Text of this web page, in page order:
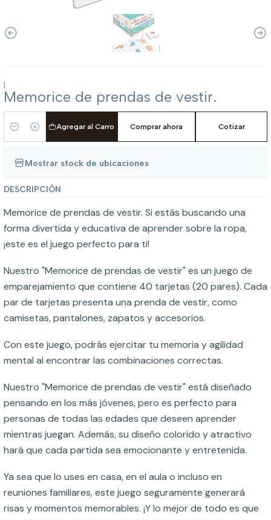
|
Memorice de prendas de vestir.
Cantidad
Agregar al Carro Comprar ahora Cotizar
Mostrar stock de ubicaciones
DESCRIPCIÓN
Memorice de prendas de vestir. Si estás buscando una
forma divertida y educativa de aprender sobre la ropa,
¡este es el juego perfecto para ti!
Nuestro "Memorice de prendas de vestir" es un juego de
emparejamiento que contiene 40 tarjetas (20 pares). Cada
par de tarjetas presenta una prenda de vestir, como
camisetas, pantalones, zapatos y accesorios.
Con este juego, podrás ejercitar tu memoria y agilidad
mental al encontrar las combinaciones correctas.
Nuestro "Memorice de prendas de vestir" está diseñado
pensando en los más jóvenes, pero es perfecto para
personas de todas las edades que deseen aprender
mientras juegan. Además, su diseño colorido y atractivo
hará que cada partida sea emocionante y entretenida.
Ya sea que lo uses en casa, en el aula o incluso en
reuniones familiares, este juego seguramente generará
risas y momentos memorables. ¡Y lo mejor de todo es que